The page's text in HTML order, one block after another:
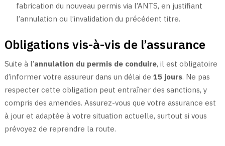
fabrication du nouveau permis via l’ANTS, en justifiant
l’annulation ou l’invalidation du précédent titre.
Obligations vis-à-vis de l’assurance
Suite à l’annulation du permis de conduire, il est obligatoire
d’informer votre assureur dans un délai de 15 jours. Ne pas
respecter cette obligation peut entraîner des sanctions, y
compris des amendes. Assurez-vous que votre assurance est
à jour et adaptée à votre situation actuelle, surtout si vous
prévoyez de reprendre la route.